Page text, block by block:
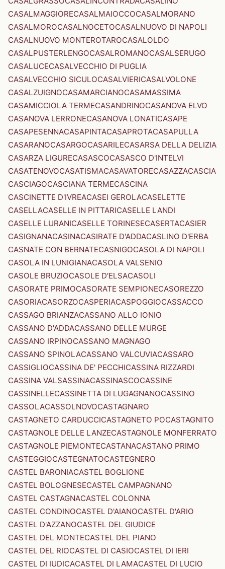
CASALMAGGIORECASALMAIOCCOCASALMORANO
CASALMOROCASALNOCETOCASALNUOVO DI NAPOLI
CASALNUOVO MONTEROTAROCASALOLDO
CASALPUSTERLENGOCASALROMANOCASALSERUGO
CASALUCECASALVECCHIO DI PUGLIA
CASALVECCHIO SICULOCASALVIERICASALVOLONE
CASALZUIGNOCASAMARCIANOCASAMASSIMA
CASAMICCIOLA TERMECASANDRINOCASANOVA ELVO
CASANOVA LERRONECASANOVA LONATICASAPE
CASAPESENNACASAPINTACASAPROTACASAPULLA
CASARANOCASARGOCASARILECASARSA DELLA DELIZIA
CASARZA LIGURECASASCOCASASCO D'INTELVI
CASATENOVOCASATISMACASAVATORECASAZZACASCIA
CASCIAGOCASCIANA TERMECASCINA
CASCINETTE D'IVREACASEI GEROLACASELETTE
CASELLACASELLE IN PITTARICASELLE LANDI
CASELLE LURANICASELLE TORINESECASERTACASIER
CASIGNANACASINACASIRATE D'ADDACASLINO D'ERBA
CASNATE CON BERNATECASNIGOCASOLA DI NAPOLI
CASOLA IN LUNIGIANACASOLA VALSENIO
CASOLE BRUZIOCASOLE D'ELSACASOLI
CASORATE PRIMOCASORATE SEMPIONECASOREZZO
CASORIACASORZOCASPERIACASPOGGIOCASSACCO
CASSAGO BRIANZACASSANO ALLO IONIO
CASSANO D'ADDACASSANO DELLE MURGE
CASSANO IRPINOCASSANO MAGNAGO
CASSANO SPINOLACASSANO VALCUVIACASSARO
CASSIGLIOCASSINA DE' PECCHICASSINA RIZZARDI
CASSINA VALSASSINACASSINASCOCASSINE
CASSINELLECASSINETTA DI LUGAGNANOCASSINO
CASSOLACASSOLNOVOCASTAGNARO
CASTAGNETO CARDUCCICASTAGNETO POCASTAGNITO
CASTAGNOLE DELLE LANZECASTAGNOLE MONFERRATO
CASTAGNOLE PIEMONTECASTANACASTANO PRIMO
CASTEGGIOCASTEGNATOCASTEGNERO
CASTEL BARONIACASTEL BOGLIONE
CASTEL BOLOGNESECASTEL CAMPAGNANO
CASTEL CASTAGNACASTEL COLONNA
CASTEL CONDINOCASTEL D'AIANOCASTEL D'ARIO
CASTEL D'AZZANOCASTEL DEL GIUDICE
CASTEL DEL MONTECASTEL DEL PIANO
CASTEL DEL RIOCASTEL DI CASIOCASTEL DI IERI
CASTEL DI IUDICACASTEL DI LAMACASTEL DI LUCIO